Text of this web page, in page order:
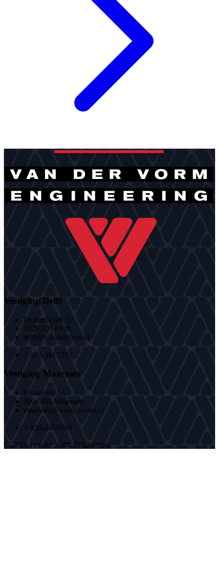
Vestiging Delft
Delftechpark 32
2628 XH Delft
delft@vandervorm.nl
T 015-3617353
Vestiging Maarssen
Straatweg 2A
3604 BB Maarssen
maarssen@vandervorm.nl
T 030-2459984
© 2026 van der Vorm Engineering